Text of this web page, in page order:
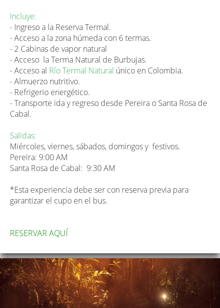
Incluye:
- Ingreso a la Reserva Termal.
- Acceso a la zona húmeda con 6 termas.
- 2 Cabinas de vapor natural
- Acceso la Terma Natural de Burbujas.
- Acceso al Río Termal Natural único en Colombia.
- Almuerzo nutritivo.
- Refrigerio energético.
- Transporte ida y regreso desde Pereira o Santa Rosa de
Cabal.
Salidas:
Miércoles, viernes, sábados, domingos y festivos.
Pereira: 9:00 AM
Santa Rosa de Cabal: 9:30 AM
*Esta experiencia debe ser con reserva previa para
garantizar el cupo en el bus.
RESERVAR AQUÍ